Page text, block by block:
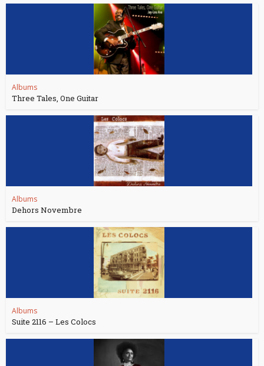
Albums
Three Tales, One Guitar
Albums
Dehors Novembre
Albums
Suite 2116 – Les Colocs